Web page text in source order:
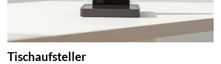
Tischaufsteller